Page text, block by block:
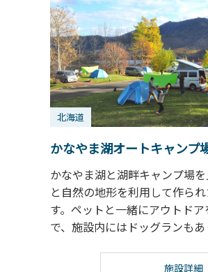
北海道
かなやま湖オートキャンプ
かなやま湖と湖畔キャンプ場
と自然の地形を利用して作ら
す。ペットと一緒にアウトド
で、施設内にはドッグランもあ
施設詳細